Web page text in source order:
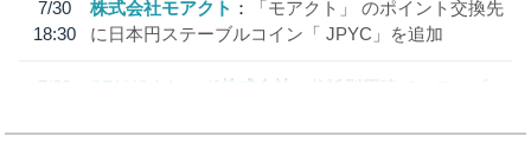
7/30
18:30
株式会社モアクト
「モアクト」 のポイント交換先
に日本円ステーブルコイン「 JPYC」を追加
7/29
SBI VCトレード株式会社
信託型円建てステーブル